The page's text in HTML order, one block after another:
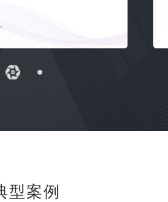
型案例